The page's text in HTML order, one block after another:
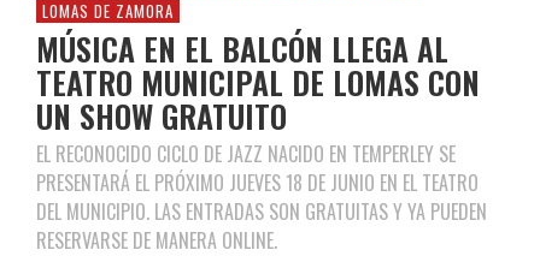
LOMAS DE ZAMORA
MÚSICA EN EL BALCÓN LLEGA AL
TEATRO MUNICIPAL DE LOMAS CON
UN SHOW GRATUITO
EL RECONOCIDO CICLO DE JAZZ NACIDO EN TEMPERLEY SE
PRESENTARÁ EL PRÓXIMO JUEVES 18 DE JUNIO EN EL TEATRO
DEL MUNICIPIO. LAS ENTRADAS SON GRATUITAS Y YA PUEDEN
RESERVARSE DE MANERA ONLINE.